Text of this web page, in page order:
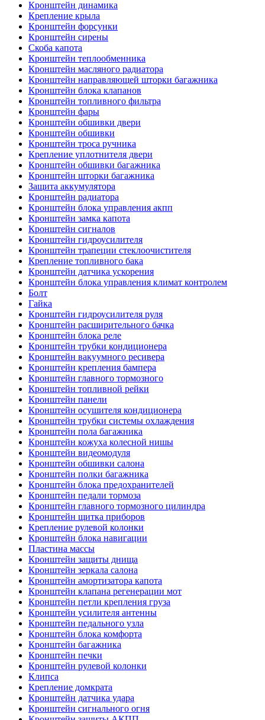
Кронштейн динамика
Крепление крыла
Кронштейн форсунки
Кронштейн сирены
Скоба капота
Кронштейн теплообменника
Кронштейн масляного радиатора
Кронштейн направляющей шторки багажника
Кронштейн блока клапанов
Кронштейн топливного фильтра
Кронштейн фары
Кронштейн обшивки двери
Кронштейн обшивки
Кронштейн троса ручника
Крепление уплотнителя двери
Кронштейн обшивки багажника
Кронштейн шторки багажника
Защита аккумулятора
Кронштейн радиатора
Кронштейн блока управления акпп
Кронштейн замка капота
Кронштейн сигналов
Кронштейн гидроусилителя
Кронштейн трапеции стеклоочистителя
Крепление топливного бака
Кронштейн датчика ускорения
Кронштейн блока управления климат контролем
Болт
Гайка
Кронштейн гидроусилителя руля
Кронштейн расширительного бачка
Кронштейн блока реле
Кронштейн трубки кондиционера
Кронштейн вакуумного ресивера
Кронштейн крепления бампера
Кронштейн главного тормозного
Кронштейн топливной рейки
Кронштейн панели
Кронштейн осушителя кондиционера
Кронштейн трубки системы охлаждения
Кронштейн пола багажника
Кронштейн кожуха колесной нишы
Кронштейн видеомодуля
Кронштейн обшивки салона
Кронштейн полки багажника
Кронштейн блока предохранителей
Кронштейн педали тормоза
Кронштейн главного тормозного цилиндра
Кронштейн щитка приборов
Крепление рулевой колонки
Кронштейн блока навигации
Пластина массы
Кронштейн защиты днища
Кронштейн зеркала салона
Кронштейн амортизатора капота
Кронштейн клапана регенерации мот
Кронштейн петли крепления груза
Кронштейн усилителя антенны
Кронштейн педального узла
Кронштейн блока комфорта
Кронштейн багажника
Кронштейн печки
Кронштейн рулевой колонки
Клипса
Крепление домкрата
Кронштейн датчика удара
Кронштейн сигнального огня